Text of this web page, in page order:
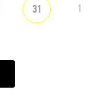
31 1